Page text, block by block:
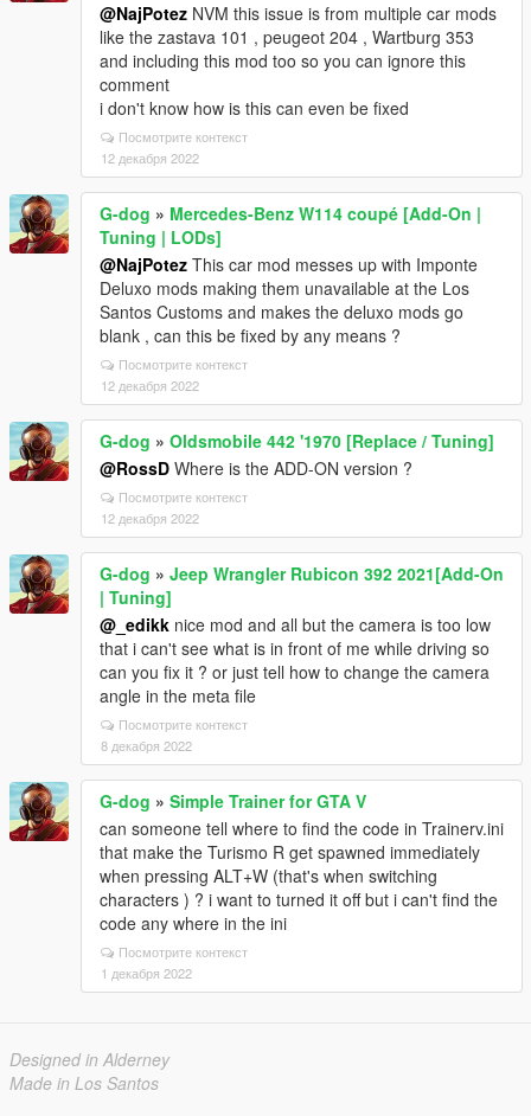
@NajPotez NVM this issue is from multiple car mods
like the zastava 101 , peugeot 204 , Wartburg 353
and including this mod too so you can ignore this
comment
i don't know how is this can even be fixed
Посмотрите контекст
12 декабря 2022
G-dog » Mercedes-Benz W114 coupé [Add-On |
Tuning | LODs]
@NajPotez This car mod messes up with Imponte
Deluxo mods making them unavailable at the Los
Santos Customs and makes the deluxo mods go
blank , can this be fixed by any means ?
Посмотрите контекст
12 декабря 2022
G-dog » Oldsmobile 442 '1970 [Replace / Tuning]
@RossD Where is the ADD-ON version ?
Посмотрите контекст
12 декабря 2022
G-dog » Jeep Wrangler Rubicon 392 2021[Add-On
| Tuning]
@_edikk nice mod and all but the camera is too low
that i can't see what is in front of me while driving so
can you fix it ? or just tell how to change the camera
angle in the meta file
Посмотрите контекст
8 декабря 2022
G-dog » Simple Trainer for GTA V
can someone tell where to find the code in Trainerv.ini
that make the Turismo R get spawned immediately
when pressing ALT+W (that's when switching
characters ) ? i want to turned it off but i can't find the
code any where in the ini
Посмотрите контекст
1 декабря 2022
Designed in Alderney
Made in Los Santos